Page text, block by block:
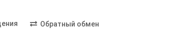
Обратный обмен